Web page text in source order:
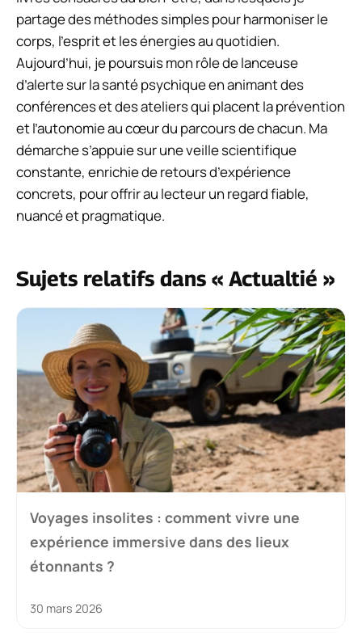
partage des méthodes simples pour harmoniser le
corps, l’esprit et les énergies au quotidien.
Aujourd’hui, je poursuis mon rôle de lanceuse
d’alerte sur la santé psychique en animant des
conférences et des ateliers qui placent la prévention
et l’autonomie au cœur du parcours de chacun. Ma
démarche s’appuie sur une veille scientifique
constante, enrichie de retours d’expérience
concrets, pour offrir au lecteur un regard fiable,
nuancé et pragmatique.
Sujets relatifs dans « Actualtié »
Voyages insolites : comment vivre une
expérience immersive dans des lieux
étonnants ?
30 mars 2026